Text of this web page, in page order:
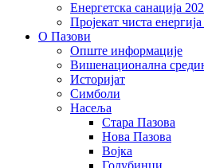
Енергетска санација
Пројекат чиста
О Пазови
Опште информације
Вишенационална
Историјат
Симболи
Насеља
Стара Пазова
Нова Пазова
Војка
Голубинци